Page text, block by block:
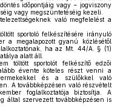
időpontjáig vagy − jogviszony
vagy megszüntetéséig kezeli.
való megfelelést a
sportoló felkészítésére irányuló
a megalapozott gyanú közlésétől
ha az Mt. 44/A. § (1)
alatt áll.
töltött sportolót felkészítő edzői
évente köteles részt venni a
és a szülőkkel való
A továbbképzésen való részvételt
foglalkoztatója biztosítja. A
által szervezett továbbképzésen is